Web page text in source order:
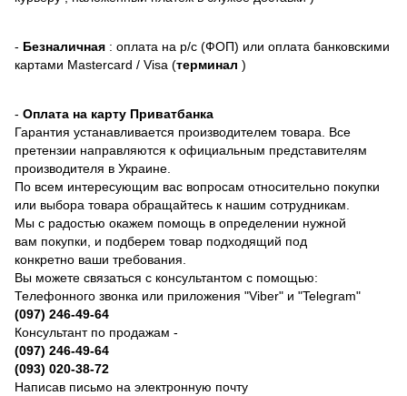
- Безналичная : оплата на р/с (ФОП) или оплата банковскими
картами Mastercard / Visa (терминал )
- Оплата на карту Приватбанка
Гарантия устанавливается производителем товара. Все
претензии направляются к официальным представителям
производителя в Украине.
По всем интересующим вас вопросам относительно покупки
или выбора товара обращайтесь к нашим сотрудникам.
Мы с радостью окажем помощь в определении нужной
вам покупки, и подберем товар подходящий под
конкретно ваши требования.
Вы можете связаться с консультантом с помощью:
Телефонного звонка или приложения "Viber" и "Telegram"
(097) 246-49-64
Консультант по продажам -
(097) 246-49-64
(093) 020-38-72
Написав письмо на электронную почту